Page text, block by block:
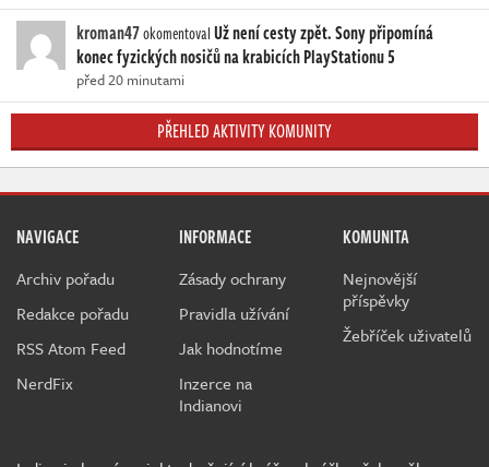
kroman47okomentovalUž není cesty zpět. Sony připomíná
konec fyzických nosičů na krabicích PlayStationu 5
před 20 minutami
PŘEHLED AKTIVITY KOMUNITY
NAVIGACE
Archiv pořadu
Redakce pořadu
RSS Atom Feed
NerdFix
INFORMACE
Zásady ochrany
Pravidla užívání
Jak hodnotíme
Inzerce na
Indianovi
KOMUNITA
Nejnovější
příspěvky
Žebříček uživatelů